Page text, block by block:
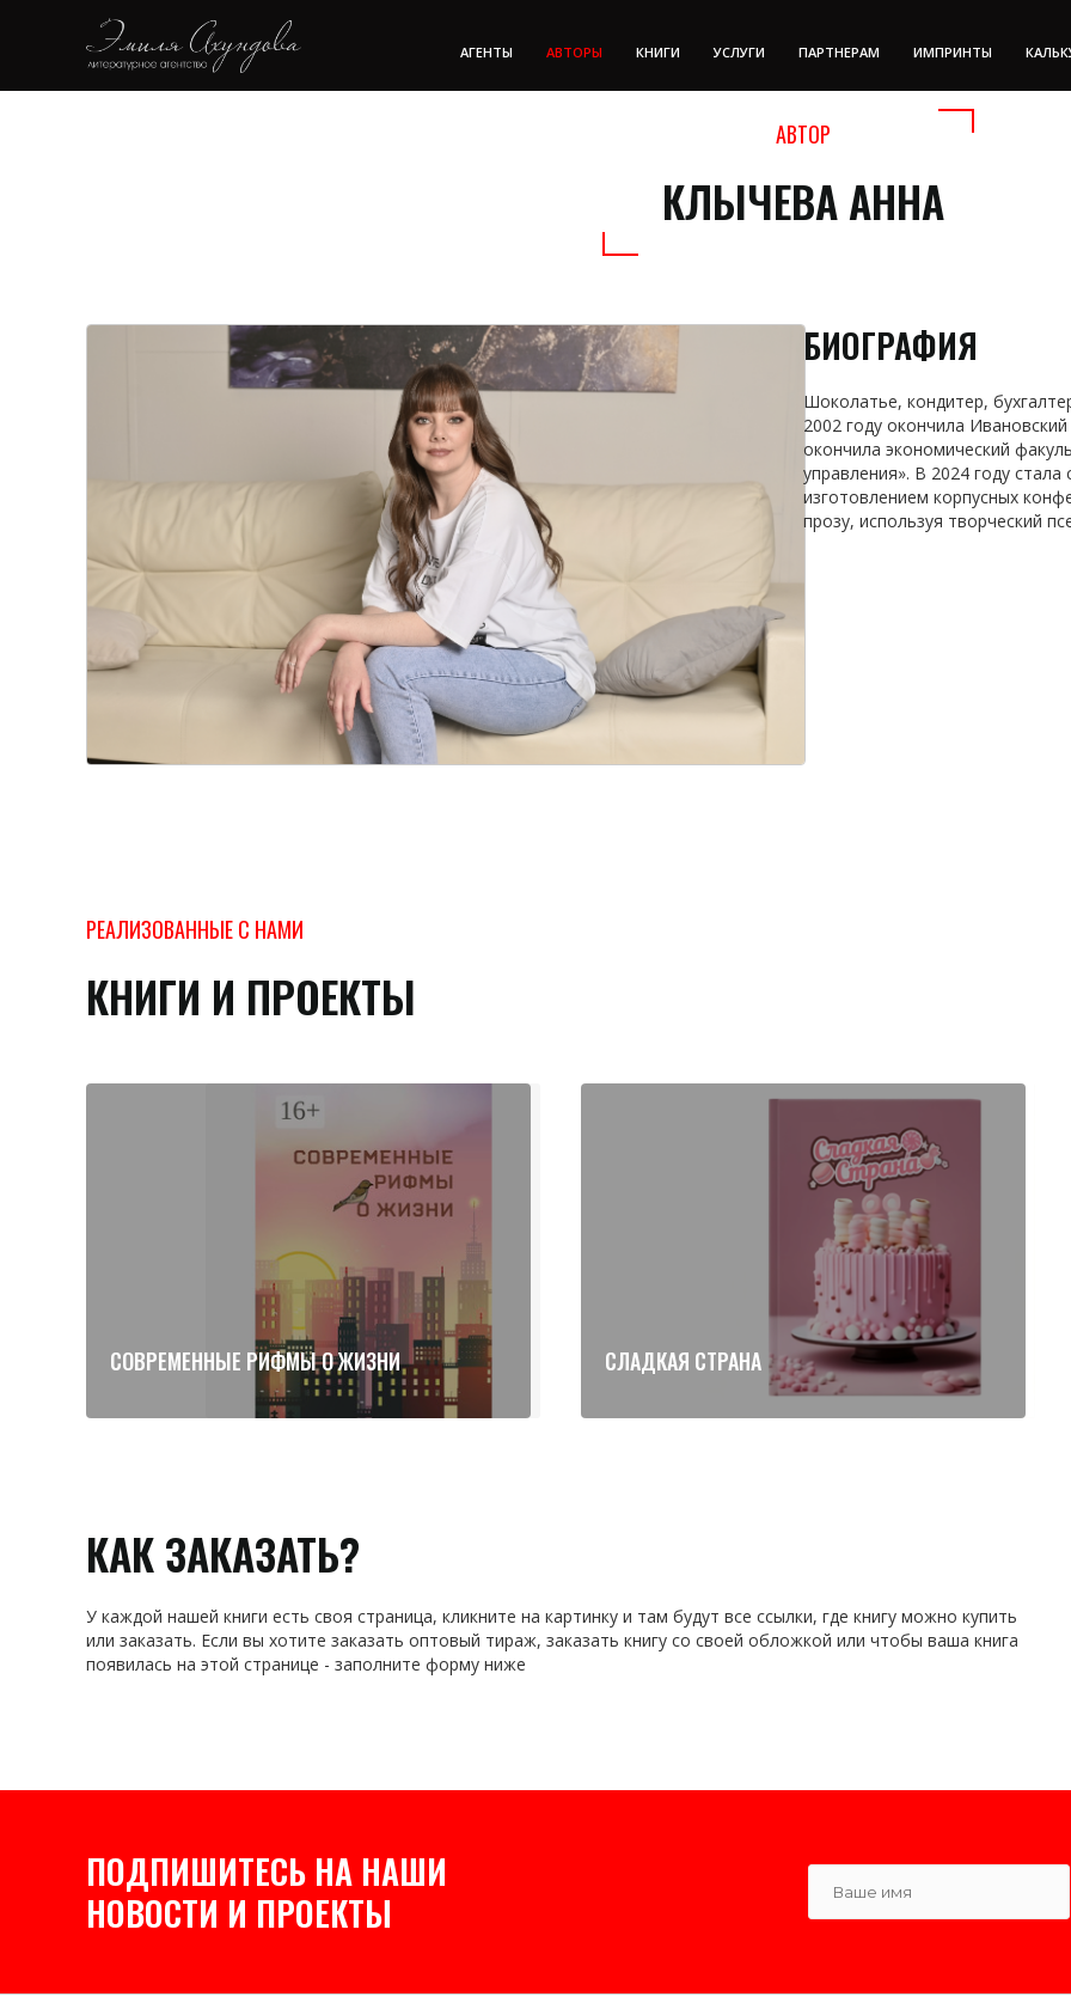
АГЕНТЫ АВТОРЫ КНИГИ УСЛУГИ ПАРТНЕРАМ ИМПРИНТЫ
АВТОР
КЛЫЧЕВА АННА
БИОГРАФИЯ
Шоколатье, кондитер,
2002 году окончила
окончила экономический
управления». В 2024 году
изготовлением корпусных
прозу, используя творческий
РЕАЛИЗОВАННЫЕ С НАМИ
КНИГИ И ПРОЕКТЫ
СОВРЕМЕННЫЕ РИФМЫ О ЖИЗНИ СЛАДКАЯ СТРАНА
КАК ЗАКАЗАТЬ?
У каждой нашей книги есть своя страница, кликните на картинку и там будут все ссылки, где книгу можно купить
или заказать. Если вы хотите заказать оптовый тираж, заказать книгу со своей обложкой или чтобы ваша книга
появилась на этой странице - заполните форму ниже
ПОДПИШИТЕСЬ НА НАШИ
НОВОСТИ И ПРОЕКТЫ